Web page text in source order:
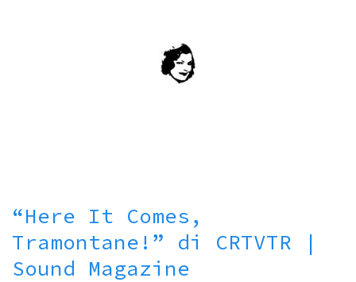
“Here It Comes,
Tramontane!” di CRTVTR |
Sound Magazine